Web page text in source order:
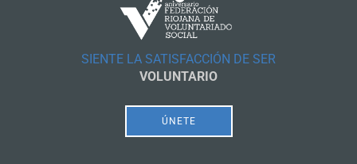
SIENTE LA SATISFACCIÓN DE SER
VOLUNTARIO
ÚNETE